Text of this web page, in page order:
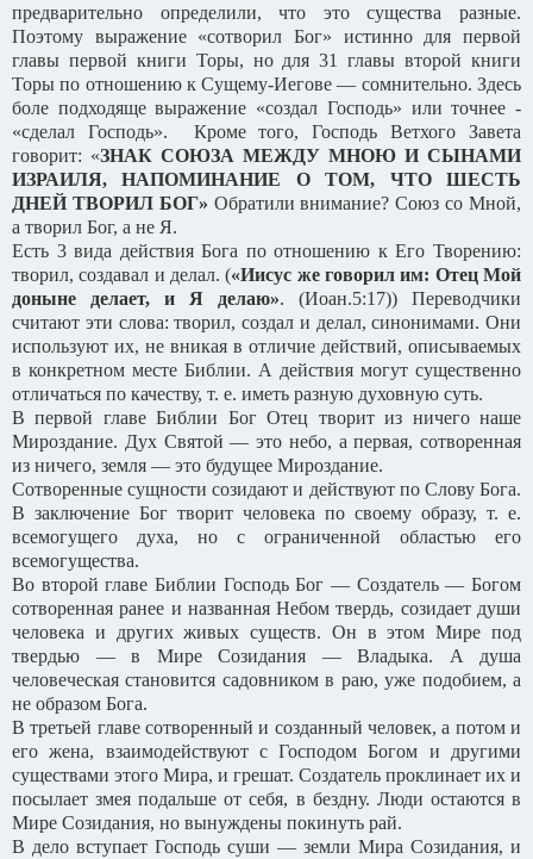
предварительно определили, что это существа разные.
Поэтому выражение «сотворил Бог» истинно для первой
главы первой книги Торы, но для 31 главы второй книги
Торы по отношению к Сущему-Иегове — сомнительно. Здесь
боле подходяще выражение «создал Господь» или точнее -
«сделал Господь». Кроме того, Господь Ветхого Завета
говорит: «ЗНАК СОЮЗА МЕЖДУ МНОЮ И СЫНАМИ
ИЗРАИЛЯ, НАПОМИНАНИЕ О ТОМ, ЧТО ШЕСТЬ
ДНЕЙ ТВОРИЛ БОГ» Обратили внимание? Союз со Мной,
а творил Бог, а не Я.
Есть 3 вида действия Бога по отношению к Его Творению:
творил, создавал и делал. («Иисус же говорил им: Отец Мой
доныне делает, и Я делаю». (Иоан.5:17)) Переводчики
считают эти слова: творил, создал и делал, синонимами. Они
используют их, не вникая в отличие действий, описываемых
в конкретном месте Библии. А действия могут существенно
отличаться по качеству, т. е. иметь разную духовную суть.
В первой главе Библии Бог Отец творит из ничего наше
Мироздание. Дух Святой — это небо, а первая, сотворенная
из ничего, земля — это будущее Мироздание.
Сотворенные сущности созидают и действуют по Слову Бога.
В заключение Бог творит человека по своему образу, т. е.
всемогущего духа, но с ограниченной областью его
всемогущества.
Во второй главе Библии Господь Бог — Создатель — Богом
сотворенная ранее и названная Небом твердь, созидает души
человека и других живых существ. Он в этом Мире под
твердью — в Мире Созидания — Владыка. А душа
человеческая становится садовником в раю, уже подобием, а
не образом Бога.
В третьей главе сотворенный и созданный человек, а потом и
его жена, взаимодействуют с Господом Богом и другими
существами этого Мира, и грешат. Создатель проклинает их и
посылает змея подальше от себя, в бездну. Люди остаются в
Мире Созидания, но вынуждены покинуть рай.
В дело вступает Господь суши — земли Мира Созидания, и